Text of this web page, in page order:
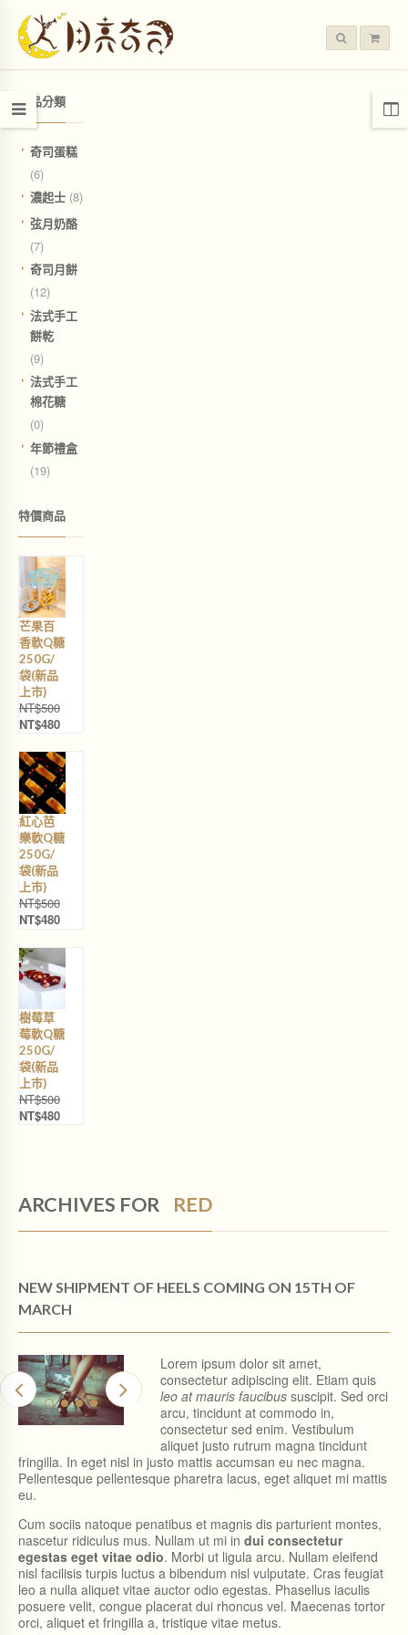
產品分類
奇司蛋糕
(6)
濃起士 (8)
弦月奶酪
(7)
奇司月餅
(12)
法式手工
餅乾
(9)
法式手工
棉花糖
(0)
年節禮盒
(19)
特價商品
芒果百
香軟Q糖
250G/
袋(新品
上巿)
NT$500
原
價
格
：
N
T
$
5
0
0
。
NT$480目
價
格
：
N
$
。
紅心芭
樂軟Q糖
250G/
袋(新品
上巿)
NT$500
原
價
格
：
T
$
5
0
0
。
NT$480目
格
：
$
。
樹莓草
莓軟Q糖
250G/
袋(新品
上巿)
NT$500
原
N
T
$
0
。
NT$480目
N
T
$
0
。
ARCHIVES FOR RED
NEW SHIPMENT OF HEELS COMING ON 15TH OF
MARCH
Lorem ipsum dolor sit amet,
consectetur adipiscing elit. Etiam quis
leo at mauris faucibussuscipit. Sed orci
arcu, tincidunt at commodo in,
consectetur sed enim. Vestibulum
aliquet justo rutrum magna tincidunt
fringilla. In eget nisl in justo mattis accumsan eu nec magna.
Pellentesque pellentesque pharetra lacus, eget aliquet mi mattis
eu.
Cum sociis natoque penatibus et magnis dis parturient montes,
nascetur ridiculus mus. Nullam ut mi in dui consectetur
egestas eget vitae odio. Morbi ut ligula arcu. Nullam eleifend
nisl facilisis turpis luctus a bibendum nisl vulputate. Cras feugiat
leo a nulla aliquet vitae auctor odio egestas. Phasellus iaculis
posuere velit, congue placerat dui rhoncus vel. Maecenas tortor
orci, aliquet et fringilla a, tristique vitae metus.